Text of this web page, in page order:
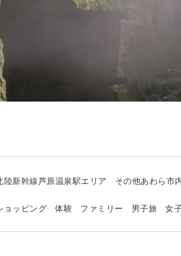
陸新幹線芦原温泉駅エリア その他あわら市
ョッピング 体験 ファミリー 男子旅 女